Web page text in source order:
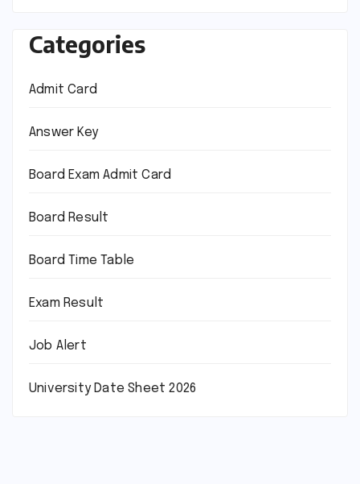
Categories
Admit Card
Answer Key
Board Exam Admit Card
Board Result
Board Time Table
Exam Result
Job Alert
University Date Sheet 2026